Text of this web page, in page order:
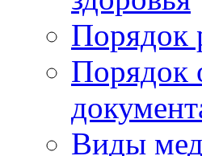
Порядок
Порядок
Виды